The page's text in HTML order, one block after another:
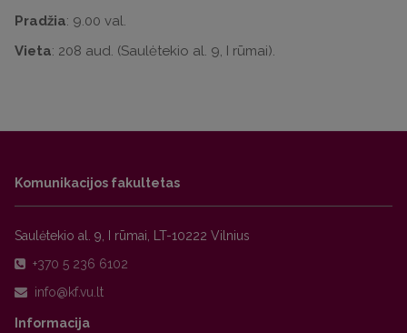
Pradžia: 9.00 val.
Vieta: 208 aud. (Saulėtekio al. 9, I rūmai).
Komunikacijos fakultetas
Saulėtekio al. 9, I rūmai, LT-10222 Vilnius
+370 5 236 6102
Informacija